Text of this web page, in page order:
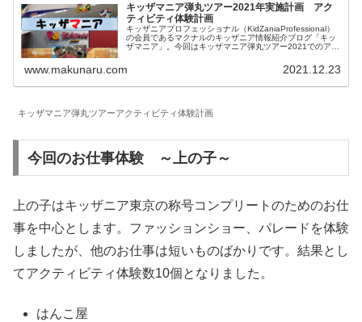
キッザマニア弾丸ツアー2021年実施計画 アク
ティビティ体験計画
キッザニアプロフェッショナル（KidZaniaProfessional）
の会員であるマクナルのキッザニア情報紹介ブログ「キッ
ザマニア」。今回はキッザマニア弾丸ツアー2021でのアク
東京、キッザニア甲子園での体験後に振り返ります。
www.makunaru.com 2021.12.23
キッザマニア弾丸ツアーアクティビティ体験計画
今回のお仕事体験 ～上の子～
上の子はキッザニア東京の称号コンプリートのためのお仕
事を中心とします。ファッションショー、パレードを体験
しましたが、他のお仕事は短いものばかりです。結果とし
てアクティビティ体験数10個となりました。
はんこ屋